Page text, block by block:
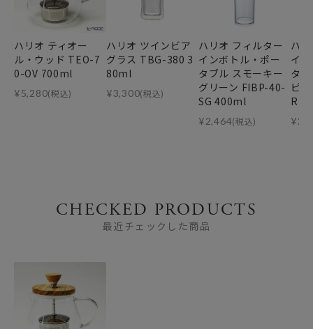
ハリオ ティオー
ル・ウッド TEO-7
0-OV 700ml
¥5,280(税込)
ハリオ ツインビア
グラス TBG-380 3
80ml
¥3,300(税込)
ハリオ フィルター
インボトル・ポー
タブル スモーキー
グリーン FIBP-40-
SG 400ml
¥2,464(税込)
ハ
イ
タ
ピ
R
¥
CHECKED PRODUCTS
最近チェックした商品